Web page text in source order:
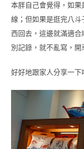
本胖自己會覺得，如
線；但如果是逛完八
西回去，這邊就滿適
別記錄，就不亂寫，
好好地跟家人分享一下